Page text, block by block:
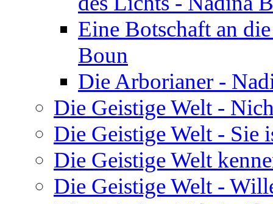
Eine Botschaft an
Boun
Die Arborianer -
Die Geistige Welt -
Die Geistige Welt - Sie
Die Geistige Welt
Die Geistige Welt -